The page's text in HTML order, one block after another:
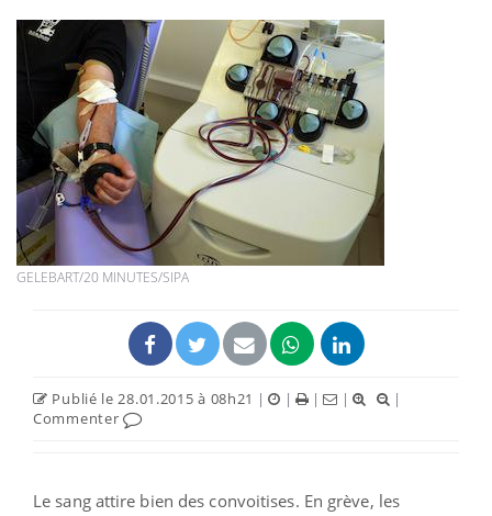
GELEBART/20 MINUTES/SIPA
Publié le 28.01.2015 à 08h21 | | | |
|
Commenter
Le sang attire bien des convoitises. En grève, les